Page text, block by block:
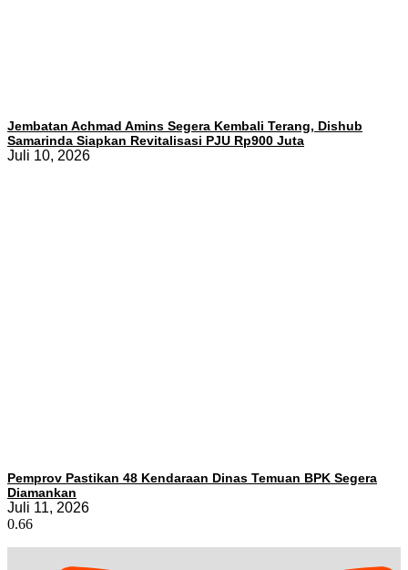
Jembatan Achmad Amins Segera Kembali Terang, Dishub
Samarinda Siapkan Revitalisasi PJU Rp900 Juta
Juli 10, 2026
Pemprov Pastikan 48 Kendaraan Dinas Temuan BPK Segera
Diamankan
Juli 11, 2026